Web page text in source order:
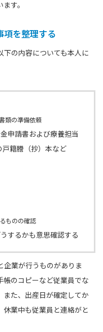
す。
項を整理する
下の内容についても本人に
類の準備依頼
申請書および療養担当
籍謄（抄）本など
ものの確認
するかも意思確認する
業が行うものがありま
のコピーなど従業員でな
また、出産日が確定してか
業中も従業員と連絡がと